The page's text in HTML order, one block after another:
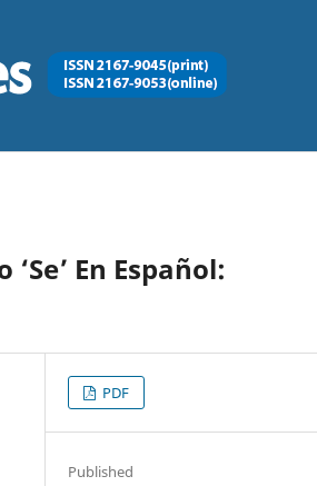
En Español:
PDF
Published